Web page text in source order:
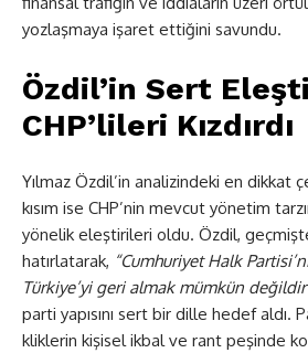
yozlaşmaya işaret ettiğini savundu.
Özdil’in Sert
CHP’lileri Kızdırdı
Yılmaz Özdil’in analizindeki en dikkat
kısım ise CHP’nin mevcut yönetim
yönelik eleştirileri oldu. Özdil,
hatırlatarak, “Cumhuriyet Halk
Türkiye’yi geri almak mümkün
parti yapısını sert bir dille hedef aldı.
kliklerin kişisel ikbal ve rant peşinde